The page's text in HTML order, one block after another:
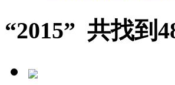
“2015” 共找到